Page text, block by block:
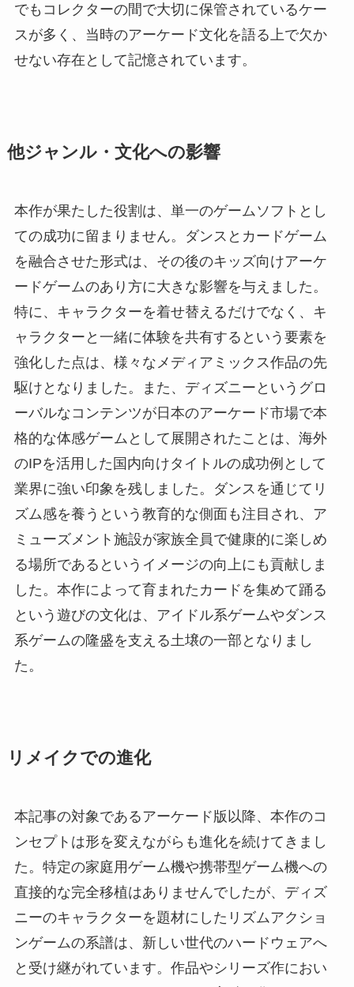
でもコレクターの間で大切に保管されているケー
スが多く、当時のアーケード文化を語る上で欠か
せない存在として記憶されています。
他ジャンル・文化への影響
本作が果たした役割は、単一のゲームソフトとし
ての成功に留まりません。ダンスとカードゲーム
を融合させた形式は、その後のキッズ向けアーケ
ードゲームのあり方に大きな影響を与えました。
特に、キャラクターを着せ替えるだけでなく、キ
ャラクターと一緒に体験を共有するという要素を
強化した点は、様々なメディアミックス作品の先
駆けとなりました。また、ディズニーというグロ
ーバルなコンテンツが日本のアーケード市場で本
格的な体感ゲームとして展開されたことは、海外
のIPを活用した国内向けタイトルの成功例として
業界に強い印象を残しました。ダンスを通じてリ
ズム感を養うという教育的な側面も注目され、ア
ミューズメント施設が家族全員で健康的に楽しめ
る場所であるというイメージの向上にも貢献しま
した。本作によって育まれたカードを集めて踊る
という遊びの文化は、アイドル系ゲームやダンス
系ゲームの隆盛を支える土壌の一部となりまし
た。
リメイクでの進化
本記事の対象であるアーケード版以降、本作のコ
ンセプトは形を変えながらも進化を続けてきまし
た。特定の家庭用ゲーム機や携帯型ゲーム機への
直接的な完全移植はありませんでしたが、ディズ
ニーのキャラクターを題材にしたリズムアクショ
ンゲームの系譜は、新しい世代のハードウェアへ
と受け継がれています。作品やシリーズ作におい